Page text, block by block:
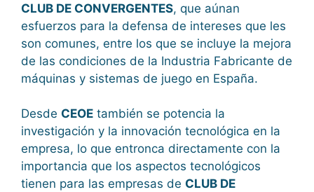
CLUB DE CONVERGENTES, que aúnan
esfuerzos para la defensa de intereses que les
son comunes, entre los que se incluye la mejora
de las condiciones de la Industria Fabricante de
máquinas y sistemas de juego en España.
Desde CEOE también se potencia la
investigación y la innovación tecnológica en la
empresa, lo que entronca directamente con la
importancia que los aspectos tecnológicos
tienen para las empresas de CLUB DE